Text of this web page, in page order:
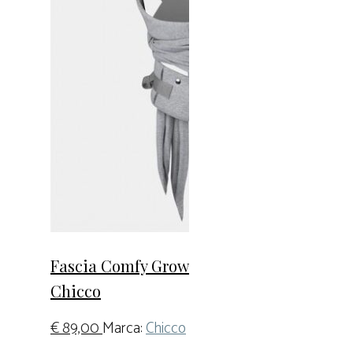
Fascia Comfy Grow
Chicco
€89,00Marca:Chicco